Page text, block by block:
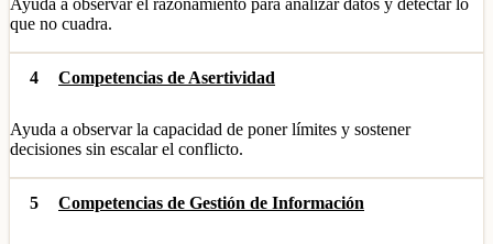
Ayuda a observar el razonamiento para analizar datos y detectar lo
que no cuadra.
4 Competencias de Asertividad
Ayuda a observar la capacidad de poner límites y sostener
decisiones sin escalar el conflicto.
5 Competencias de Gestión de Información